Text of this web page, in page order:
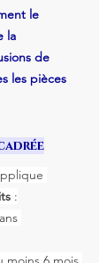
le
la
de
les pièces
: